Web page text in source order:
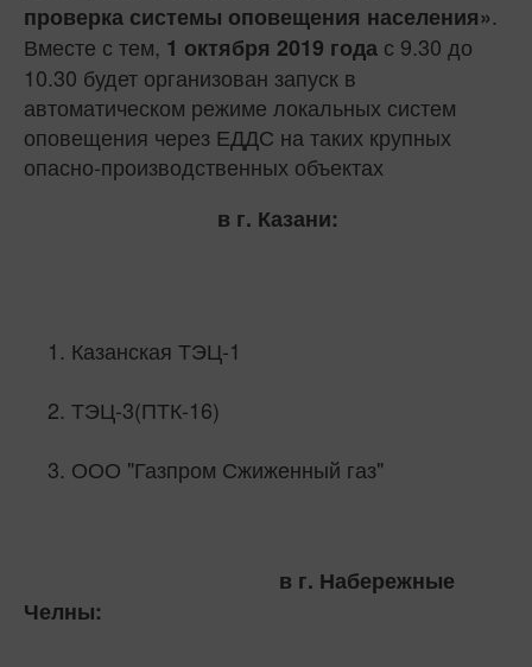
проверка системы оповещения населения».
Вместе с тем, 1 октября 2019 года с 9.30 до
10.30 будет организован запуск в
автоматическом режиме локальных систем
оповещения через ЕДДС на таких крупных
опасно-производственных объектах
в г. Казани:
Казанская ТЭЦ-1
ТЭЦ-3(ПТК-16)
ООО "Газпром Сжиженный газ"
в г. Набережные
Челны: